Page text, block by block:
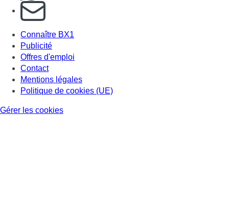
S'abonner à notre newsletter
Connaître BX1
Publicité
Offres d'emploi
Contact
Mentions légales
Politique de cookies (UE)
Gérer les cookies